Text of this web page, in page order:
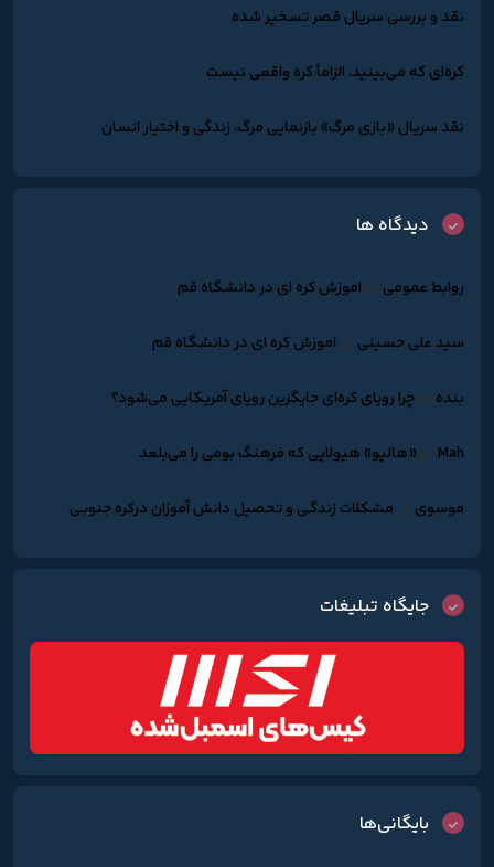
نقد و بررسی سریال قصر تسخیر شده
کره‌ای که می‌بینید، الزاماً کره واقعی نیست
نقد سریال «بازی مرگ» بازنمایی مرگ، زندگی و اختیار انسان
دیدگاه ها
روابط عمومی دراموزش کره ای در دانشگاه قم
سید علی حسینی دراموزش کره ای در دانشگاه قم
بنده درچرا رویای کره‌ای جایگزین رویای آمریکایی می‌شود؟
Mah در«هالیو» هیولایی که فرهنگ بومی را می‌بلعد
موسوی درمشکلات زندگـی و تحصیل دانش آموزان درکره جنوبـی
جایگاه تبلیغات
بایگانی‌ها